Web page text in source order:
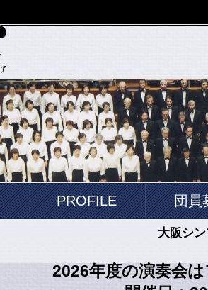
大阪シ
2026年度の演奏会
PROFILE 団員